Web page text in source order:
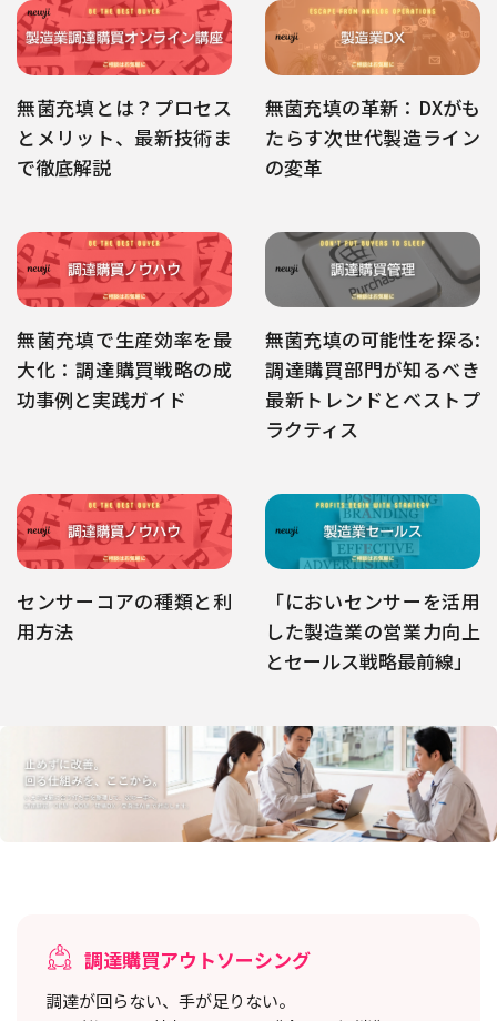
無菌充填とは？プロセス
とメリット、最新技術ま
で徹底解説
無菌充填の革新：DXがも
たらす次世代製造ライン
の変革
無菌充填で生産効率を最
大化：調達購買戦略の成
功事例と実践ガイド
無菌充填の可能性を探る:
調達購買部門が知るべき
最新トレンドとベストプ
ラクティス
センサーコアの種類と利
用方法
「においセンサーを活用
した製造業の営業力向上
とセールス戦略最前線」
調達購買アウトソーシング
調達が回らない、手が足りない。